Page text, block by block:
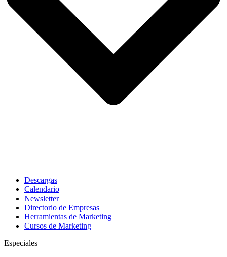
Descargas
Calendario
Newsletter
Directorio de Empresas
Herramientas de Marketing
Cursos de Marketing
Especiales